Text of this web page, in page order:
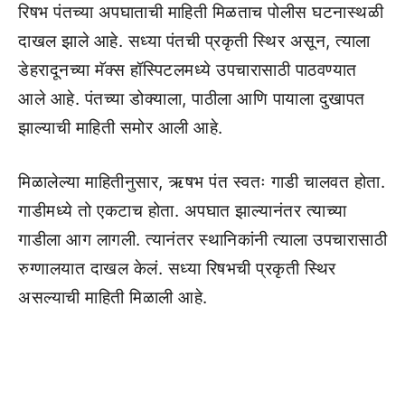
रिषभ पंतच्या अपघाताची माहिती मिळताच पोलीस घटनास्थळी
दाखल झाले आहे. सध्या पंतची प्रकृती स्थिर असून, त्याला
डेहरादूनच्या मॅक्स हॉस्पिटलमध्ये उपचारासाठी पाठवण्यात
आले आहे. पंतच्या डोक्याला, पाठीला आणि पायाला दुखापत
झाल्याची माहिती समोर आली आहे.
मिळालेल्या माहितीनुसार, ऋषभ पंत स्वतः गाडी चालवत होता.
गाडीमध्ये तो एकटाच होता. अपघात झाल्यानंतर त्याच्या
गाडीला आग लागली. त्यानंतर स्थानिकांनी त्याला उपचारासाठी
रुग्णालयात दाखल केलं. सध्या रिषभची प्रकृती स्थिर
असल्याची माहिती मिळाली आहे.